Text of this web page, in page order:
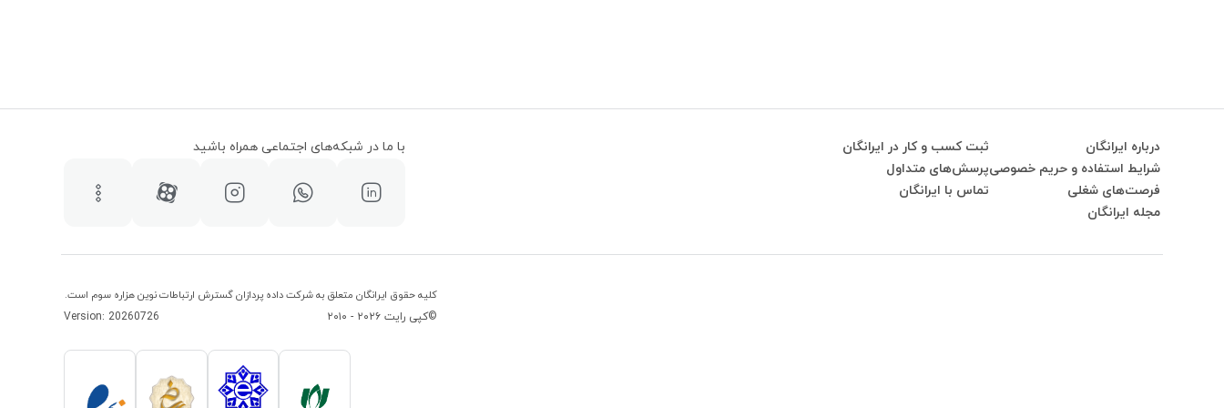
درباره ایرانگان
شرایط استفاده و حریم خصوصی
فرصت‌های شغلی
مجله ایرانگان
ثبت کسب و کار در ایرانگان
پرسش‌های متداول
تماس با ایرانگان
با ما در شبکه‌های اجتماعی همراه باشید
کلیه حقوق ایرانگان متعلق به شرکت داده پردازان گسترش ارتباطات نوین هزاره سوم است.
©کپی رایت ۲۰۲۶ - ۲۰۱۰
Version: 20260726